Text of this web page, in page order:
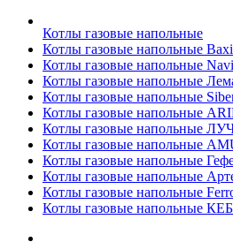
Котлы газовые напольные
Котлы газовые напольные Baxi
Котлы газовые напольные
Котлы газовые напольные
Котлы газовые напольные
Котлы газовые напольные
Котлы газовые напольные
Котлы газовые напольные
Котлы газовые напольные
Котлы газовые напольные
Котлы газовые напольные
Котлы газовые напольные